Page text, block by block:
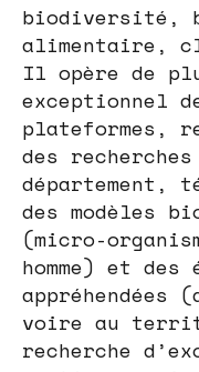
biodiversité,
alimentaire,
Il opère de
exceptionnel
plateformes,
des
département,
des modèles
(micro-
homme) et des
appréhendées
voire au
recherche